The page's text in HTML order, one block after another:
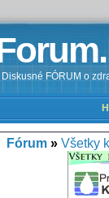
Diskusné FÓRUM o
Fórum » Všetky